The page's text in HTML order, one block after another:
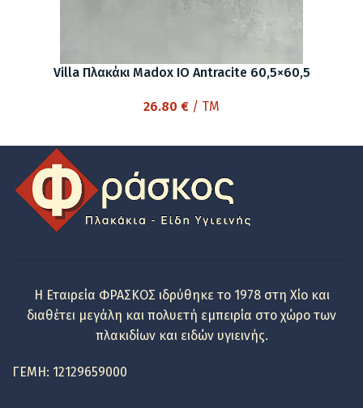
Villa Πλακάκι Madox ΙΟ Antracite 60,5×60,5
26.80 € / TM
Η Εταιρεία ΦΡΑΣΚΟΣ ιδρύθηκε το 1978 στη Χίο και
διαθέτει μεγάλη και πολυετή εμπειρία στο χώρο των
πλακιδίων και ειδών υγιεινής.
ΓΕΜΗ: 12129659000